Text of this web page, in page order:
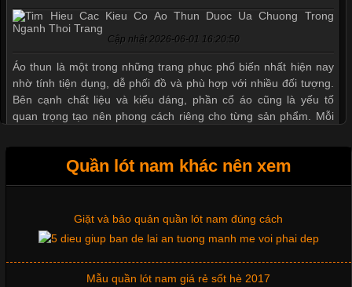
Cập nhật 2026-06-01 16:20:50
Áo thun là một trong những trang phục phổ biến nhất hiện nay
nhờ tính tiện dụng, dễ phối đồ và phù hợp với nhiều đối tượng.
Bên cạnh chất liệu và kiểu dáng, phần cổ áo cũng là yếu tố
quan trọng tạo nên phong cách riêng cho từng sản phẩm. Mỗi
Những Mẫu Áo Thun Đồng Phục Công Ty Được Ưa
Chuộng Hiện Nay
Cập nhật 2026-06-01 14:23:34
Quần lót nam khác nên xem
Mẫu quần short quần lót nam nữ hè thu 2017
Thị hiều quần lót nam bơi lội nam và nữ 2017
Xu hướng thời trang trẻ và quần lót nam giá sỉ
Giặt và bảo quản quần lót nam đúng cách
Mẫu quần lót nam giá rẻ sốt hè 2017